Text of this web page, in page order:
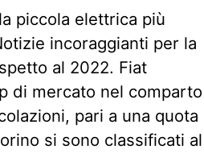
piccola elettrica più
incoraggianti per la
al 2022. Fiat
di mercato nel comparto
pari a una quota
si sono classificati al